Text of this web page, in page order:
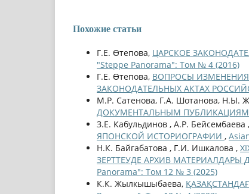
Похожие статьи
Г.Е. Өтепова, ЦАРСКОЕ
"Steppe Panorama": Том № 4 (2016)
Г.Е. Өтепова, ВОПРОСЫ
ЗАКОНОДАТЕЛЬНЫХ АКТАХ
М.Р. Сатенова, Г.А. Шотанова, Н.Ы.
ДОКУМЕНТАЛЬНЫМ ПУБЛИКАЦИЯМ
З.Е. Кабульдинов , А.Р. Бейсембаева ,
ЯПОНСКОЙ ИСТОРИОГРАФИИ ,
Н.К. Байгабатова , Г.И. Ишкалова ,
ЗЕРТТЕУДЕ АРХИВ МАТЕРИАЛДАРЫ
Panorama": Том 12 № 3 (2025)
К.К. Жылкышыбаева,